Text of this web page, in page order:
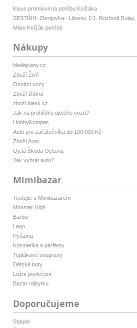
Klaus promluvil na pohřbu Knížáka
SESTŘIH: Zbrojovka - Liberec 0:1. Rozhodl Dulay,
Milan Knížák pohřeb
Nákupy
hledejceny.cz
Zboží Živě
Osobní vozy
Zboží Dáma
zbozi.blesk.cz
Jak na prohlídku ojetého vozu?
HobbyKompas
Auto pro začátečníka do 100 000 Kč
Zboží Auto
Ojetá Škoda Octavia
Jak vybrat auto?
Mimibazar
Testujte s Mimibazarem
Monster High
Barbie
Lego
Pyžama
Kosmetika a parfémy
Teplákové soupravy
Dětské boty
Ložní povlečení
Bazar nábytku
Doporučujeme
Starjob